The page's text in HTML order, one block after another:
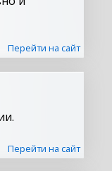
Перейти на сайт
Перейти на сайт